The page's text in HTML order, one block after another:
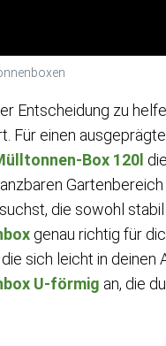
Entscheidung zu
Für einen
Box 120l
die sowohl
genau richtig für
sich leicht in
U-förmig an, die